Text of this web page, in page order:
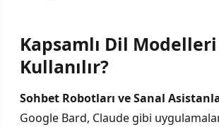
Kapsamlı Dil
Kullanılır?
Sohbet Robotları ve Sanal
Google Bard, Claude gibi